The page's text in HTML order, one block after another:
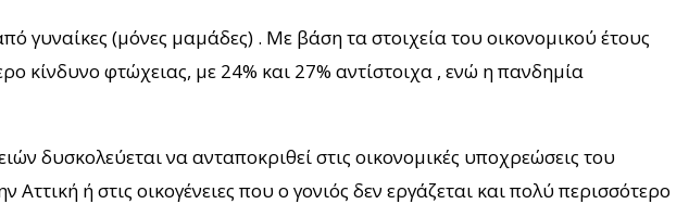
γυναίκες (μόνες μαμάδες) . Με βάση τα στοιχεία του οικονομικού έτους
κίνδυνο φτώχειας, με 24% και 27% αντίστοιχα , ενώ η πανδημία
δυσκολεύεται να ανταποκριθεί στις οικονομικές υποχρεώσεις του
ή στις οικογένειες που ο γονιός δεν εργάζεται και πολύ περισσότερο